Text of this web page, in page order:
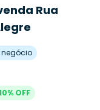
Rua
negócio
% OFF